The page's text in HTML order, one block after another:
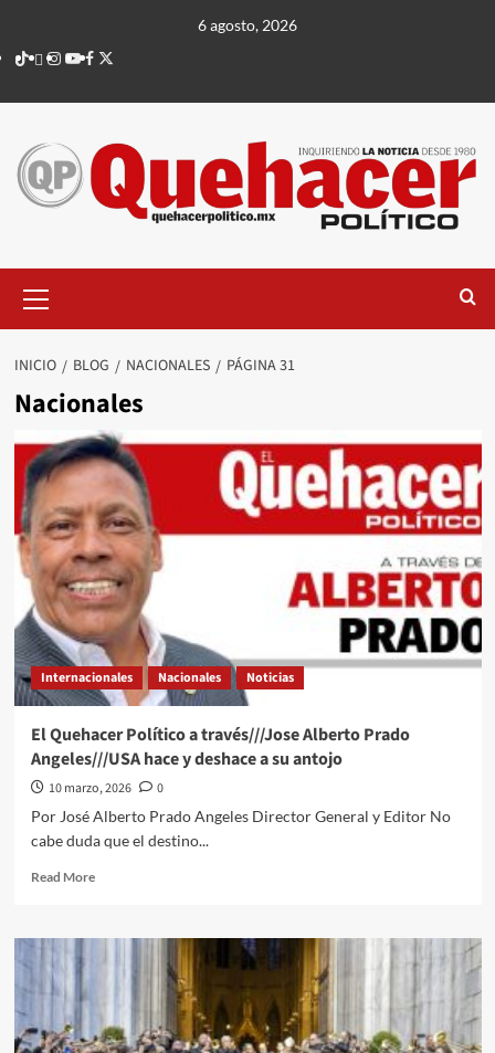
contenido
6 agosto, 2026
TikTok
threads
Instagram
Youtube
Facebook
X
principal
INICIO BLOG NACIONALES PÁGINA 31
Nacionales
Internacionales Nacionales Noticias
El Quehacer Político a través///Jose Alberto Prado
Angeles///USA hace y deshace a su antojo
10 marzo, 2026
0
Por José Alberto Prado Angeles Director General y Editor No
cabe duda que el destino...
Read MoreRead
El
Político
través///Jose
Alberto